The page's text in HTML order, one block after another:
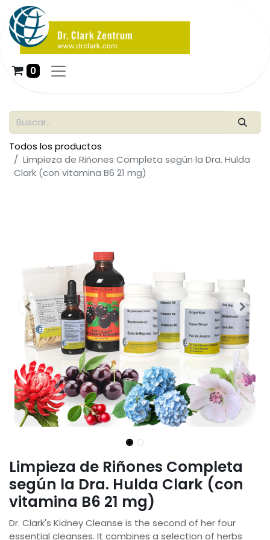
0
Todos los productos
Limpieza de Riñones Completa según la Dra. Hulda
Clark (con vitamina B6 21 mg)
Limpieza de Riñones Completa
según la Dra. Hulda Clark (con
vitamina B6 21 mg)
Dr. Clark's Kidney Cleanse is the second of her four
essential cleanses. It combines a selection of herbs